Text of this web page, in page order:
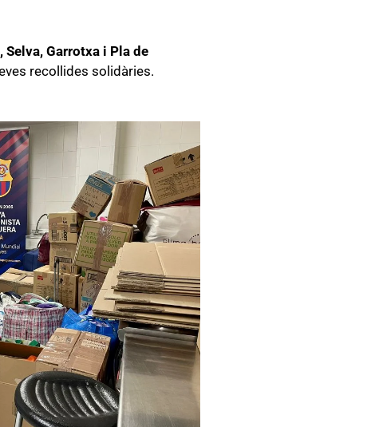
Selva, Garrotxa i Pla de
recollides solidàries.